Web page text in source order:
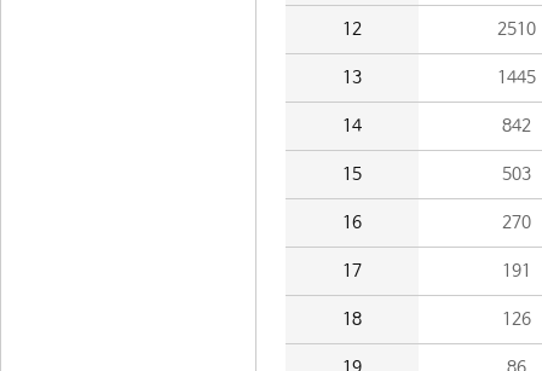
12 2510
13 1445
14 842
15 503
16 270
17 191
18 126